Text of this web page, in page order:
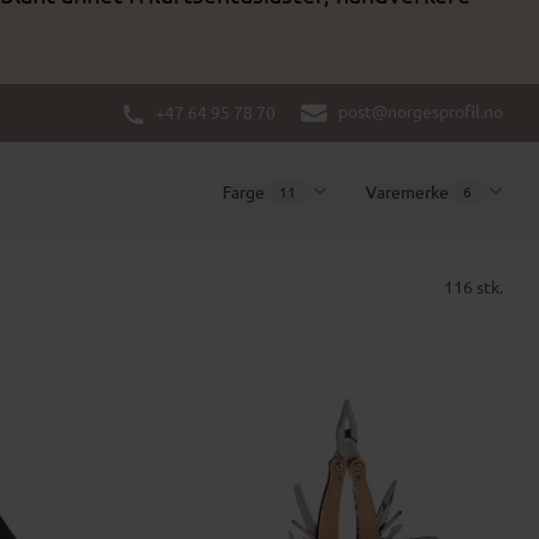
+47 64 95 78 70 post@norgesprofil.no
Farge 11 Varemerke 6
116 stk.